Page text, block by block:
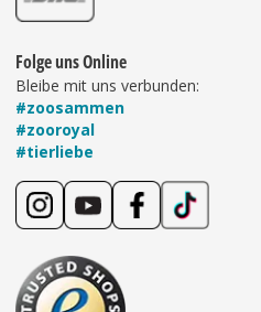
Folge uns Online
Bleibe mit uns verbunden:
#zoosammen
#zooroyal
#tierliebe